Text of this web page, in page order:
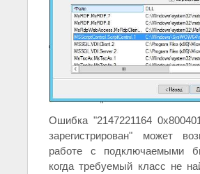
Ошибка "2147221164
зарегистрирован" может
работе с подключаемыми
когда требуемый класс не